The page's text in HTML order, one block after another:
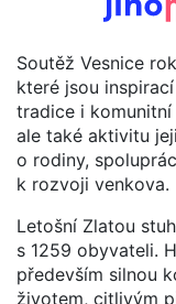
Soutěž Vesnice
které jsou
tradice i
ale také aktivitu
o rodiny,
k rozvoji venkova.
Letošní Zlatou
s 1259 obyvateli.
především silnou
životem, citlivým